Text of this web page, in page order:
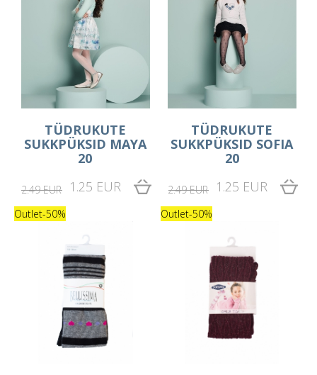
TÜDRUKUTE
SUKKPÜKSID MAYA
20
2.49 EUR 1.25 EUR
TÜDRUKUTE
SUKKPÜKSID SOFIA
20
2.49 EUR 1.25 EUR
Outlet-50% Outlet-50%